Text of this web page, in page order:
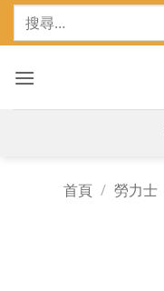
Skip
鍵
首頁 / 勞力士